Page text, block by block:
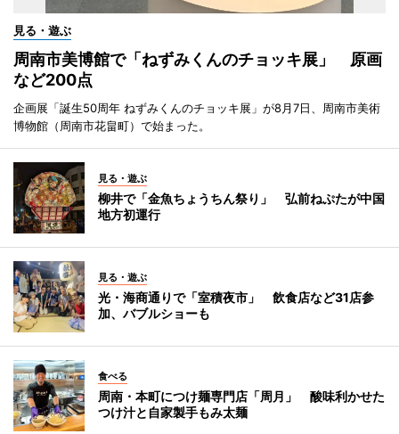
見る・遊ぶ
周南市美博館で「ねずみくんのチョッキ展」 原画
など200点
企画展「誕生50周年 ねずみくんのチョッキ展」が8月7日、周南市美術
博物館（周南市花畠町）で始まった。
見る・遊ぶ
柳井で「金魚ちょうちん祭り」 弘前ねぷたが中国
地方初運行
見る・遊ぶ
光・海商通りで「室積夜市」 飲食店など31店参
加、バブルショーも
食べる
周南・本町につけ麺専門店「周月」 酸味利かせた
つけ汁と自家製手もみ太麺